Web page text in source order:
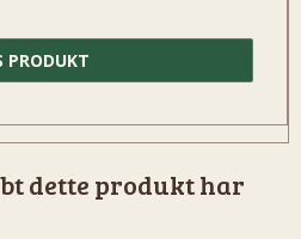
PRODUKT
dette produkt har